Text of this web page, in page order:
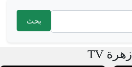
زهرة TV